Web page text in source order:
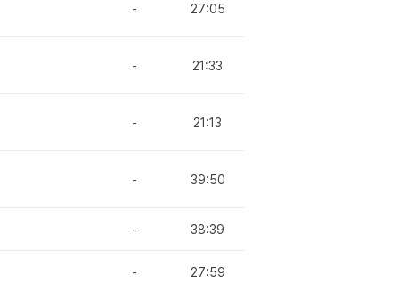
- 27:05
- 21:33
- 21:13
- 39:50
- 38:39
- 27:59